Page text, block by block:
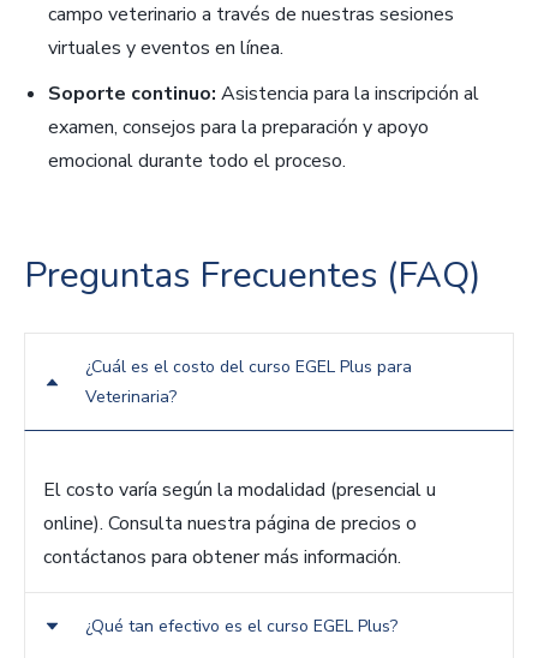
campo veterinario a través de nuestras sesiones
virtuales y eventos en línea.
Soporte continuo: Asistencia para la inscripción al
examen, consejos para la preparación y apoyo
emocional durante todo el proceso.
Preguntas Frecuentes (FAQ)
¿Cuál es el costo del curso EGEL Plus para
Veterinaria?
El costo varía según la modalidad (presencial u
online). Consulta nuestra página de precios o
contáctanos para obtener más información.
¿Qué tan efectivo es el curso EGEL Plus?